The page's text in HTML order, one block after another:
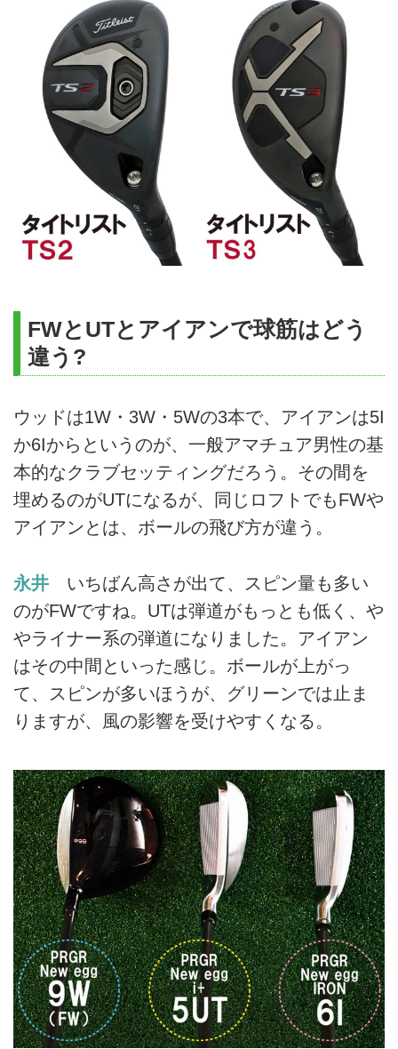
FWとUTとアイアンで球筋はどう
違う?
ウッドは1W・3W・5Wの3本で、アイアンは5I
か6Iからというのが、一般アマチュア男性の基
本的なクラブセッティングだろう。その間を
埋めるのがUTになるが、同じロフトでもFWや
アイアンとは、ボールの飛び方が違う。
永井 いちばん高さが出て、スピン量も多い
のがFWですね。UTは弾道がもっとも低く、や
やライナー系の弾道になりました。アイアン
はその中間といった感じ。ボールが上がっ
て、スピンが多いほうが、グリーンでは止ま
りますが、風の影響を受けやすくなる。